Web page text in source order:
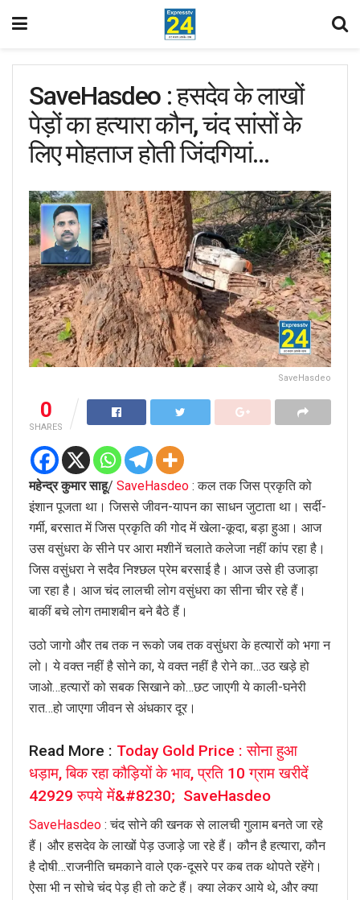
SaveHasdeo : हसदेव के लाखों
पेड़ों का हत्यारा कौन, चंद सांसों के
लिए मोहताज होती जिंदगियां…
SaveHasdeo
0
SHARES
महेन्द्र कुमार साहू/ SaveHasdeo : कल तक जिस प्रकृति को
इंशान पूजता था। जिससे जीवन-यापन का साधन जुटाता था। सर्दी-
गर्मी, बरसात में जिस प्रकृति की गोद में खेला-कूदा, बड़ा हुआ। आज
उस वसुंधरा के सीने पर आरा मशीनें चलाते कलेजा नहीं कांप रहा है।
जिस वसुंधरा ने सदैव निश्छल प्रेम बरसाई है। आज उसे ही उजाड़ा
जा रहा है। आज चंद लालची लोग वसुंधरा का सीना चीर रहे हैं।
बाकीं बचे लोग तमाशबीन बने बैठे हैं।
उठो जागो और तब तक न रूको जब तक वसुंधरा के हत्यारों को भगा न
लो। ये वक्त नहीं है सोने का, ये वक्त नहीं है रोने का…उठ खड़े हो
जाओ…हत्यारों को सबक सिखाने को…छट जाएगी ये काली-घनेरी
रात…हो जाएगा जीवन से अंधकार दूर।
Read More : Today Gold Price : सोना हुआ
धड़ाम, बिक रहा कौड़ियों के भाव, प्रति 10 ग्राम खरीदें
42929 रुपये में&#8230; SaveHasdeo
SaveHasdeo : चंद सोने की खनक से लालची गुलाम बनते जा रहे
हैं। और हसदेव के लाखों पेड़ उजाड़े जा रहे हैं। कौन है हत्यारा, कौन
है दोषी…राजनीति चमकाने वाले एक-दूसरे पर कब तक थोपते रहेंगे।
ऐसा भी न सोचे चंद पेड़ ही तो कटे हैं। क्या लेकर आये थे, और क्या